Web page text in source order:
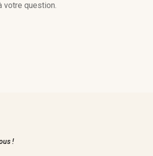
votre question.
!